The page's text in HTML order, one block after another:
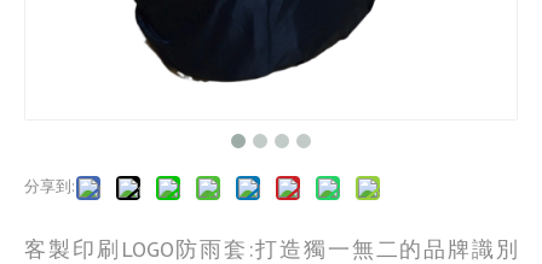
分享到:
客製印刷LOGO防雨套:打造獨一無二的品牌識別